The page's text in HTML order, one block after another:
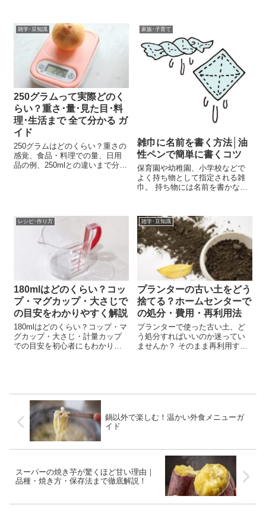
で詳しく解説します。
係しているのかもしれません。
本記事では、コンプライアンス
とはそ...
雑学･豆知識
250グラムって実際どのく
らい？重さ･量･見た目･料
理･生活まで 全て分かる ガ
イド
250グラムはどのくらい？重さの
感覚、食品・料理での量、日用
品の例、250mlとの違いまで分か
家族･子育て
雑巾に名前を書く方法│油
性ペンで簡単に書くコツ
保育園や幼稚園、小学校などで
よく持ち物として指定される雑
巾。 持ち物には名前を書かなけ
で名前が書きにくい！ そんな名
前が書きにくい雑巾に名前を書
くのにおすすめの方法は、「手
書き」です。...
レシピ･作り方
180mlはどのくらい？コッ
プ・マグカップ・大さじで
の目安をわかりやすく解説
180mlはどのくらい？コップ・マ
グカップ・大さじ・計量カップ
での目安を初心者にもわかりや
雑学･豆知識
プランターの古い土をどう
捨てる？ホームセンターで
の処分・費用・再利用法
プランターで使った古い土、ど
う処分すればいいのか迷ってい
ませんか？ そのまま再利用する
い処分方法を「ホームセンター
鍋以外で楽しむ！温かい外食メニューガ
イド
スーパーの焼き芋が驚くほど甘い理由｜
品種・焼き方・保存法まで徹底解説！